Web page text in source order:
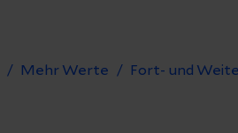
Mehr Werte Fort- und